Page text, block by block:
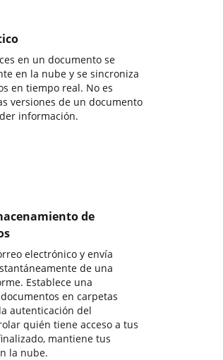
en un documento se
en la nube y se sincroniza
en tiempo real. No es
versiones de un documento
información.
de
electrónico y envía
de una
Establece una
en carpetas
autenticación del
quién tiene acceso a tus
mantiene tus
la nube.